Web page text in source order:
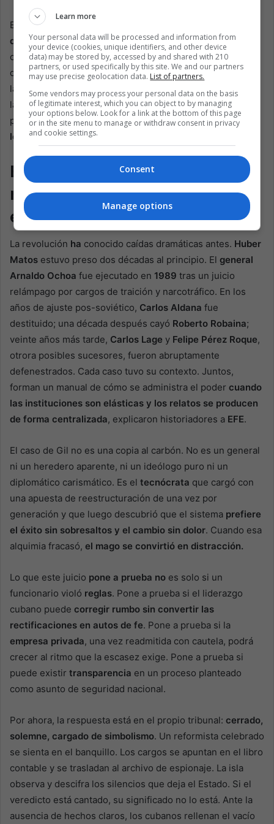
El cargo de espionaje hizo algo más. Cambió el enfoque
de los auditores a la seguridad del Estado. Para algunos
cubanos, los comentarios de funcionarios aEFEsugerían
que eso significaba un proceso hermético. Para otros, es
la señal de una pugna delegada sobre hasta dónde llevar
las aperturas al mercado, cuánto empoderar a los actores
privados y cómo explicar una reforma querompió más de
lo que arregló.
El eco de la historia y lo que
realmente pone a prueba
este juicio
La revolución ha conocido caídas dramáticas antes. Huber
Matos estuvo preso dos décadas al principio. El general
Arnaldo Ochoa fue ejecutado en 1989 tras un juicio
relámpago por cargos de traición y narcotráfico. En los
años de ajuste pos-soviético, Carlos Aldana fue
destituido; una década después cayó Roberto Robaina;
veinte años más tarde, Carlos Lage y Felipe Pérez Roque,
otrora posibles sucesores, fueron abruptamente
defenestrados. Cada caso tuvo su contexto. Juntos,
forman un manual de cómo se administra el poder cuando
las instituciones son elásticas y los relatos se producen
de forma centralizada, explicaron historiadores a EFE.
El caso de Gil no es una copia al carbón. No es un general
ni un heredero aparente, ni un ideólogo puro ni un
diplomático carismático. Es el tecnócrata que cargó con
una apuesta de reestructuración de una vez por
generación y que luego descubrió que el sistema prefiere
el éxito sin sobresaltos y el cambio sin dolor. Cuando esa
alquimia fracasó, el mago se convirtió en distracción.
Lo que este juicio pone a prueba no es solo si un
funcionario violó reglas. Pone a prueba si el liderazgo
cubano puede corregir rumbo sin convertir las
rectificaciones en autos de fe. Pone a prueba si la
empresa privada, una vez readmitida con cautela, podrá
crecer al ritmo que la escasez exige. Pone a prueba si
puede existir transparencia en un proceso planteado
como asunto de seguridad nacional.
Por ahora, la respuesta está en el propio tribunal: cerrado,
solemne, cargado de simbolismo. Un reformista celebrado
se sienta en el banquillo. Los cargos se apuntan en el libro
contable y se trasladan al archivo de espionaje. La isla
observa y descifra los silencios que deja el Estado. Si el
veredicto está cantado, su significado no lo está. Ante la
ausencia de hechos claros, los cubanos rellenan el vacío
Learn more
Your personal data will be processed and information from
your device (cookies, unique identifiers, and other device
data) may be stored by, accessed by and shared with 210
partners, or used specifically by this site. We and our partners
may use precise geolocation data. List of partners.
Some vendors may process your personal data on the basis
of legitimate interest, which you can object to by managing
your options below. Look for a link at the bottom of this page
or in the site menu to manage or withdraw consent in privacy
and cookie settings.
Consent
Manage options